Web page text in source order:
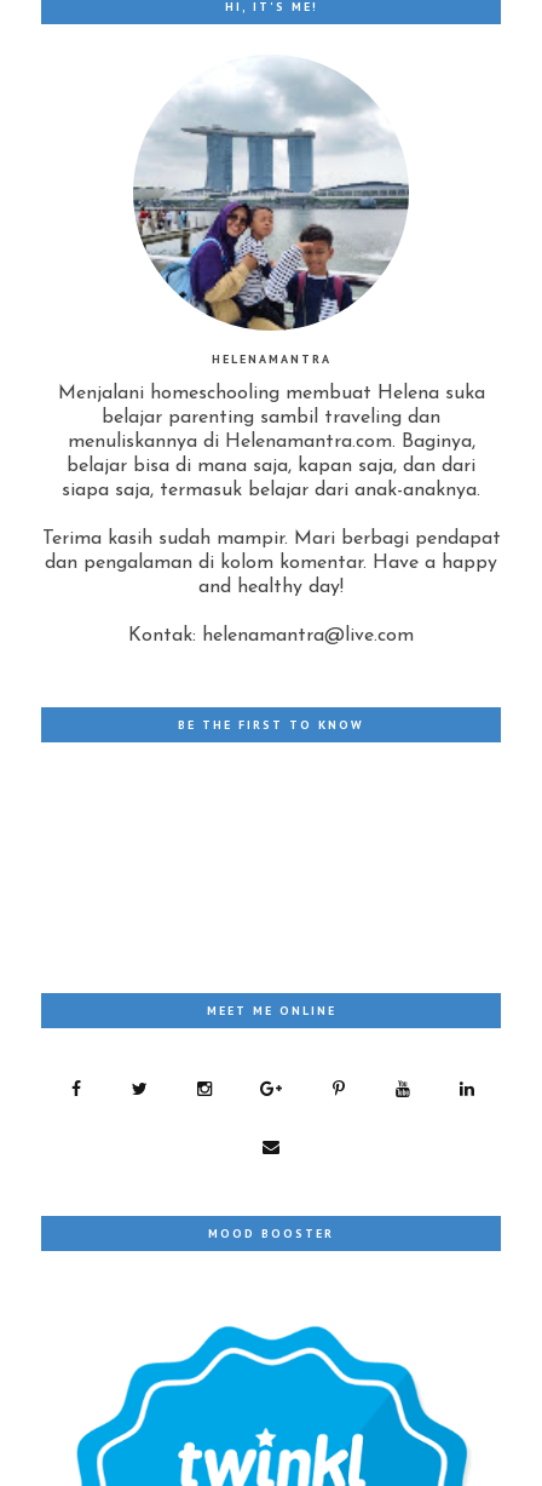
HI, IT'S ME!
HELENAMANTRA
Menjalani homeschooling membuat Helena suka
belajar parenting sambil traveling dan
menuliskannya di Helenamantra.com. Baginya,
belajar bisa di mana saja, kapan saja, dan dari
siapa saja, termasuk belajar dari anak-anaknya.
Terima kasih sudah mampir. Mari berbagi pendapat
dan pengalaman di kolom komentar. Have a happy
and healthy day!
Kontak: helenamantra@live.com
BE THE FIRST TO KNOW
MEET ME ONLINE
MOOD BOOSTER